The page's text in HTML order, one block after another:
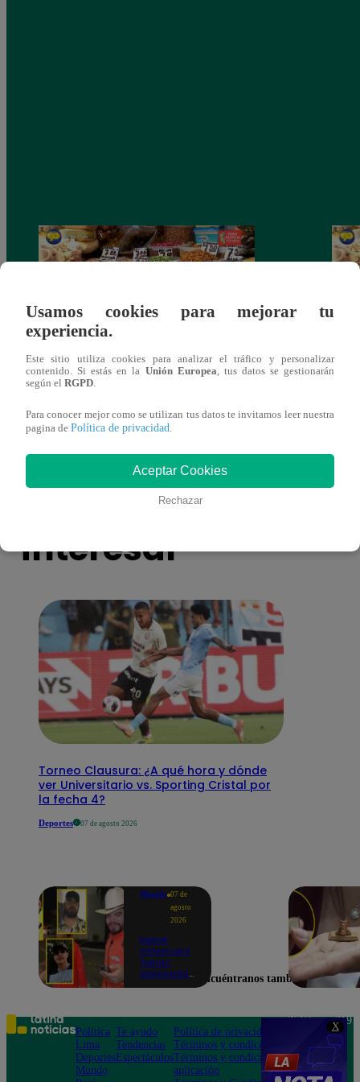
X
Mujeres al Mando – Viernes 25 de febrero
También te puede
interesar
Torneo Clausura: ¿A qué hora y dónde
ver Universitario vs. Sporting Cristal por
la fecha 4?
Deportes 07 de agosto 2026
Mundo 07 de
agosto
2026
Nueve
influencers
fueron
asesinados
el Cártel de
Sinaloa
Usamos cookies para mejorar tu
experiencia.
Este sitio utiliza cookies para analizar el tráfico y personalizar
contenido. Si estás en la Unión Europea , tus datos se gestionarán
según el RGPD
Para conocer mejor como se utilizan tus datos te invitamos leer nuestra
pagina de Política de privacidad
Aceptar Cookies
Rechazar
Encuéntranos también en
Política
Lima
Deportes
Mundo
Te ayudo
Tendencias
Espectáculos
Política de privacidad
Términos y condiciones
Términos y condiciones
aplicación
Teléfono: 219
Av. San
Felipe 968
Jesús María